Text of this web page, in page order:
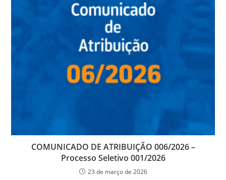
COMUNICADO DE ATRIBUIÇÃO 006/2026 –
Processo Seletivo 001/2026
23 de março de 2026